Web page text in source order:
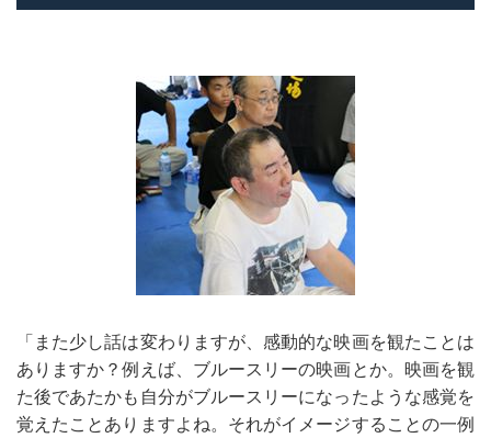
「また少し話は変わりますが、感動的な映画を観たことは
ありますか？例えば、ブルースリーの映画とか。映画を観
た後であたかも自分がブルースリーになったような感覚を
覚えたことありますよね。それがイメージすることの一例